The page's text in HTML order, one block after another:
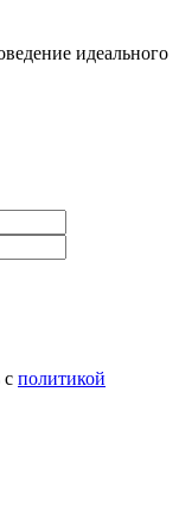
идеального
с политикой